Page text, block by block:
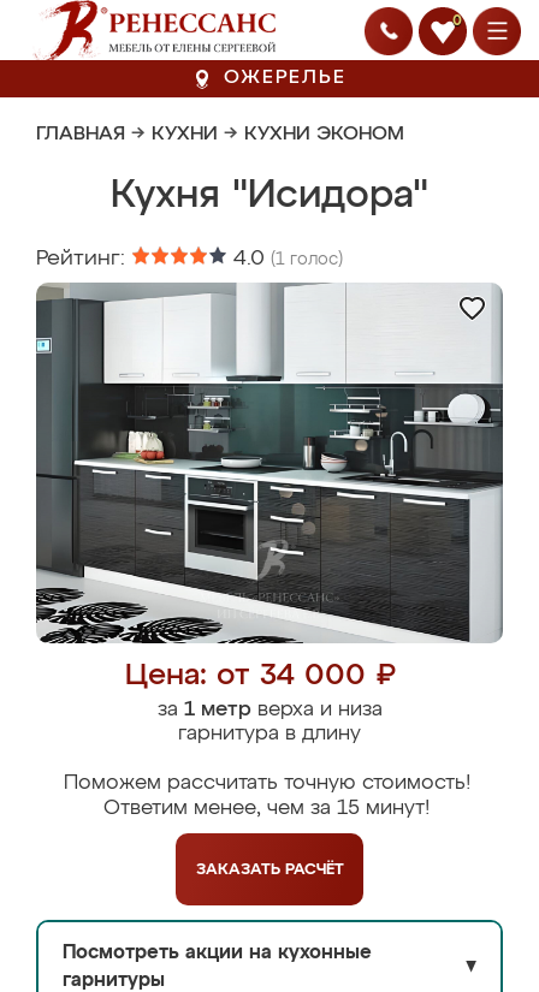
0
ОЖЕРЕЛЬЕ
ГЛАВНАЯ → КУХНИ → КУХНИ ЭКОНОМ
Кухня "Исидора"
Рейтинг: 4.0 (1 голос)
Цена: от 34 000 ₽
за 1 метрверха и низа
гарнитура в длину
Поможем рассчитать точную стоимость!
Ответим менее, чем за 15 минут!
ЗАКАЗАТЬ РАСЧЁТ
Посмотреть акции на кухонные
гарнитуры
▼